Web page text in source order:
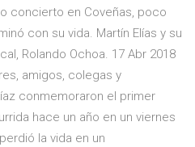
concierto en Coveñas, poco
con su vida. Martín Elías y su
Rolando Ochoa. 17 Abr 2018
amigos, colegas y
conmemoraron el primer
hace un año en un viernes
la vida en un